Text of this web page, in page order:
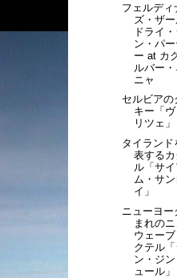
フェルディ
ズ・ザー
ドライ
ン・パー
ー at カ
ルバー
ニャ
セルビアの
キー「
リツェ」
タイランド
表する
ル「サイ
ム・サン
イ」
ニューヨー
まれの
ウェーブ
クテル「
ン・ジン
ュール」